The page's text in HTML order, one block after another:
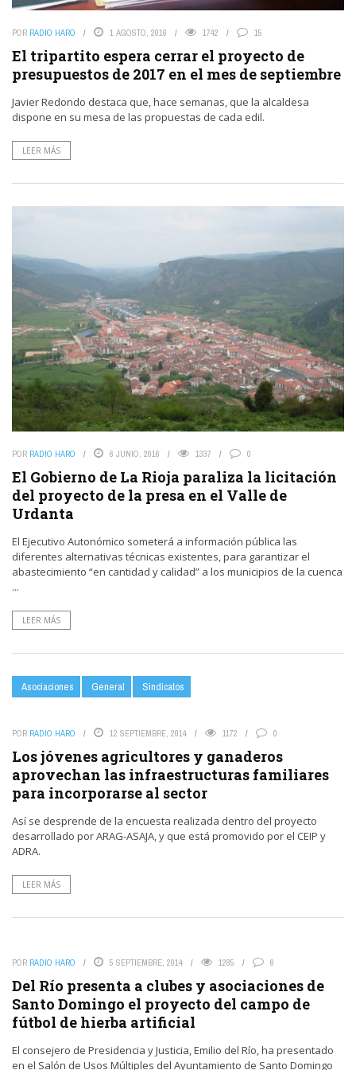
POR RADIO HARO 1 AGOSTO, 2016 1742 15
El tripartito espera cerrar el proyecto de
presupuestos de 2017 en el mes de septiembre
Javier Redondo destaca que, hace semanas, que la alcaldesa
dispone en su mesa de las propuestas de cada edil.
LEER MÁS
POR RADIO HARO 6 JUNIO, 2016 1337 0
El Gobierno de La Rioja paraliza la licitación
del proyecto de la presa en el Valle de
Urdanta
El Ejecutivo Autonómico someterá a información pública las
diferentes alternativas técnicas existentes, para garantizar el
abastecimiento “en cantidad y calidad” a los municipios de la cuenca
...
LEER MÁS
Asociaciones General Sindicatos
POR RADIO HARO 12 SEPTIEMBRE, 2014 1172 0
Los jóvenes agricultores y ganaderos
aprovechan las infraestructuras familiares
para incorporarse al sector
Así se desprende de la encuesta realizada dentro del proyecto
desarrollado por ARAG-ASAJA, y que está promovido por el CEIP y
ADRA.
LEER MÁS
POR RADIO HARO 5 SEPTIEMBRE, 2014 1285 6
Del Río presenta a clubes y asociaciones de
Santo Domingo el proyecto del campo de
fútbol de hierba artificial
El consejero de Presidencia y Justicia, Emilio del Río, ha presentado
en el Salón de Usos Múltiples del Ayuntamiento de Santo Domingo